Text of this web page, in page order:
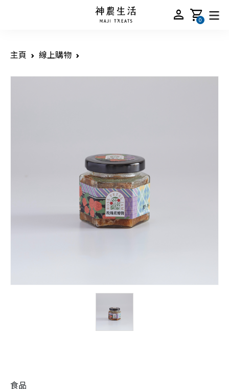
person shopping_cart
0
主頁 線上購物
食品